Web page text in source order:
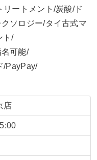
ートメント/炭酸/ド
ソロジー/タイ古式マ
ト/
可能/
/PayPay/
店